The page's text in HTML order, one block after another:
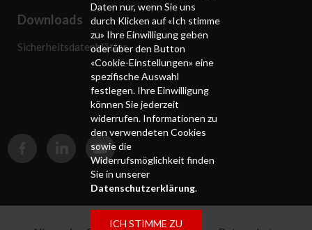
Downloads
Sicherheitsdatenblätter
Daten nur, wenn Sie uns
durch Klicken auf «Ich stimme
zu» Ihre Einwilligung geben
oder über den Button
«Cookie-Einstellungen» eine
spezifische Auswahl
festlegen. Ihre Einwilligung
können Sie jederzeit
widerrufen. Informationen zu
den verwendeten Cookies
sowie die
Widerrufsmöglichkeit finden
Sie in unserer
Datenschutzerklärung.
ICH STIMME ZU